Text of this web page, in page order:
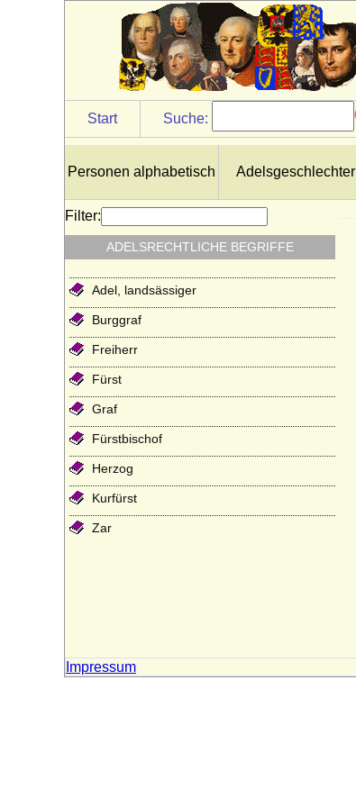
Start Suche:
Personen alphabetisch Adelsgeschlechter
Filter:
ADELSRECHTLICHE BEGRIFFE
Adel, landsässiger
Burggraf
Freiherr
Fürst
Graf
Fürstbischof
Herzog
Kurfürst
Zar
Impressum